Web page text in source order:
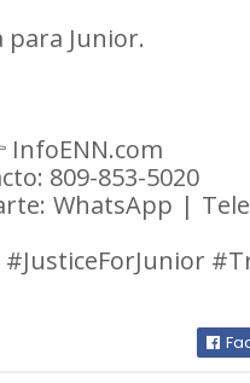
Junior.
InfoENN.com
809-853-5020
WhatsApp |